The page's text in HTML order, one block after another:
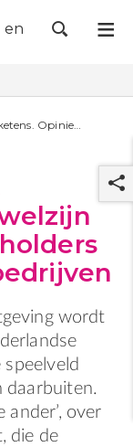
en
wordt
daarbuiten.
ander’, over
die de